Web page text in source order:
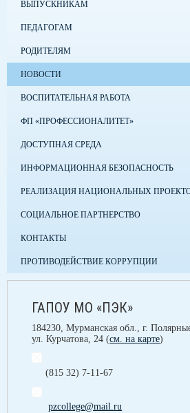
ВЫПУСКНИКАМ
ПЕДАГОГАМ
РОДИТЕЛЯМ
НОВОСТИ
ВОСПИТАТЕЛЬНАЯ РАБОТА
ФП «ПРОФЕССИОНАЛИТЕТ»
ДОСТУПНАЯ СРЕДА
ИНФОРМАЦИОННАЯ БЕЗОПАСНОСТЬ
РЕАЛИЗАЦИЯ НАЦИОНАЛЬНЫХ
СОЦИАЛЬНОЕ ПАРТНЕРСТВО
КОНТАКТЫ
ПРОТИВОДЕЙСТВИЕ КОРРУПЦИИ
ГАПОУ МО «ПЭК»
184230, Мурманская обл., г.
ул. Курчатова, 24 (см. на карте)
(815 32) 7-11-67
pzcollege@mail.ru